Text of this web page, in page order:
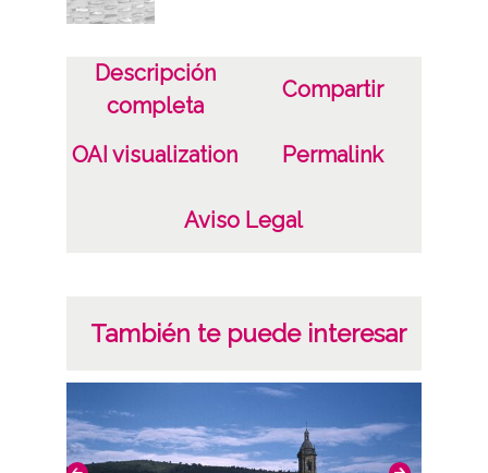
Descripción
completa
Compartir
OAI visualization Permalink
Aviso Legal
También te puede interesar